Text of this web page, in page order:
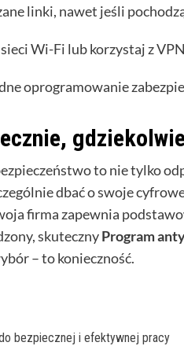
linki, nawet jeśli
Wi-Fi lub korzystaj z
oprogramowanie
to nie tylko
dbać o swoje
firma zapewnia
skutecznyProgram
– to konieczność.
bezpiecznej i efektywnej pracy